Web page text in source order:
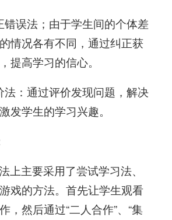
错误法；由于学生间的个体差
情况各有不同，通过纠正获
提高学习的信心。
法：通过评价发现问题，解决
发学生的学习兴趣。
上主要采用了尝试学习法、
戏的方法。首先让学生观看
，然后通过“二人合作”、“集